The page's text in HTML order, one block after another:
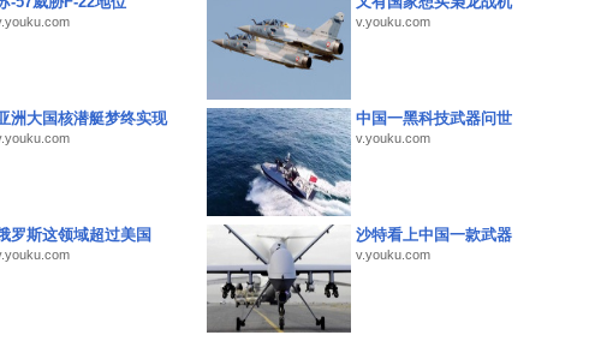
v.youku.com
洲大国核潜艇梦终实现 中国一黑科技武器问世
v.youku.com
罗斯这领域超过美国 沙特看上中国一款武器
v.youku.com